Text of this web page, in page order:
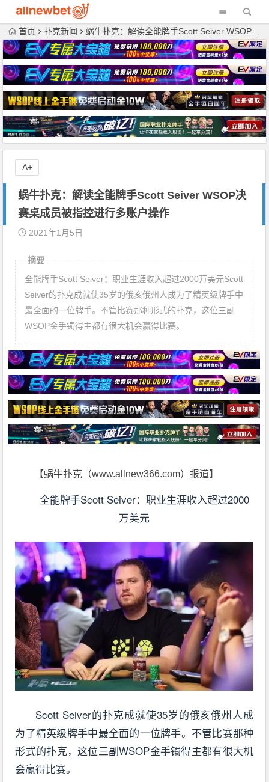
首页 扑克新闻 蜗牛扑克：解读全能牌手Scott Seiver WSOP决赛桌成员被指控进行多账户操作
蜗牛扑克：解读全能牌手Scott Seiver WSOP决
赛桌成员被指控进行多账户操作
2021年1月5日
摘要
全能牌手Scott Seiver：职业生涯收入超过2000万美元Scott
Seiver的扑克成就使35岁的俄亥俄州人成为了精英级牌手中
最全面的一位牌手。不管比赛那种形式的扑克，这位三副
WSOP金手镯得主都有很大机会赢得比赛。
【蜗牛扑克（www.allnew366.com）报道】
全能牌手Scott Seiver：职业生涯收入超过2000
万美元
Scott Seiver的扑克成就使35岁的俄亥俄州人成
为了精英级牌手中最全面的一位牌手。不管比赛那种
形式的扑克，这位三副WSOP金手镯得主都有很大机
会赢得比赛。
A+